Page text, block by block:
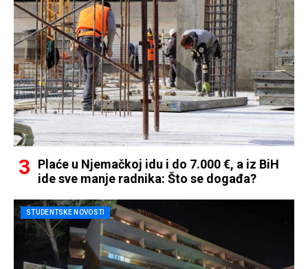
Plaće u Njemačkoj idu i do 7.000 €, a iz BiH
ide sve manje radnika: Što se događa?
STUDENTSKE NOVOSTI